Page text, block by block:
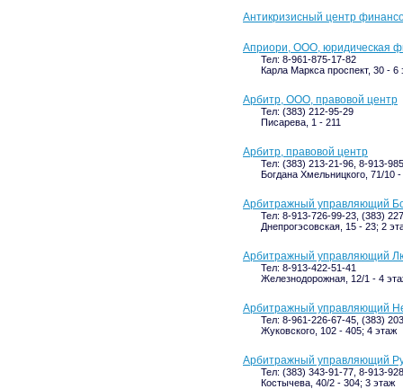
Антикризисный центр
Априори, ООО, юридическая
Тел: 8-961-875-17-82
Карла Маркса проспект, 30 - 6
Арбитр, ООО, правовой центр
Тел: (383) 212-95-29
Писарева, 1 - 211
Арбитр, правовой центр
Тел: (383) 213-21-96, 8-913-
Богдана Хмельницкого, 71/10
Арбитражный управляющий
Тел: 8-913-726-99-23, (383)
Днепрогэсовская, 15 - 23; 2
Арбитражный управляющий
Тел: 8-913-422-51-41
Железнодорожная, 12/1 - 4
Арбитражный управляющий
Тел: 8-961-226-67-45, (383)
Жуковского, 102 - 405; 4 этаж
Арбитражный управляющий
Тел: (383) 343-91-77, 8-913-
Костычева, 40/2 - 304; 3 этаж